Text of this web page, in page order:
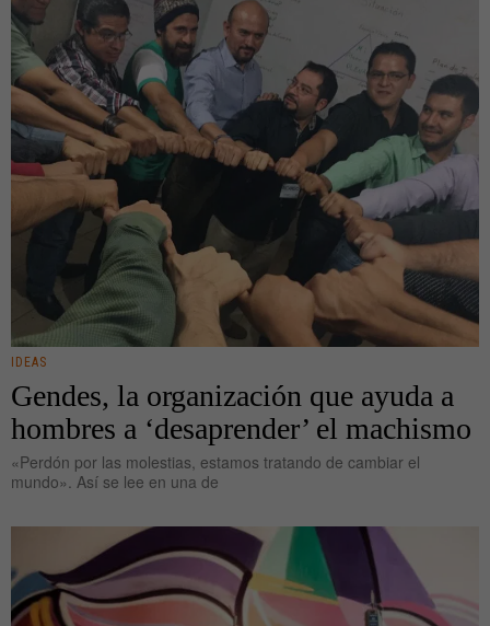
IDEAS
Gendes, la organización que ayuda a
hombres a ‘desaprender’ el machismo
«Perdón por las molestias, estamos tratando de cambiar el
mundo». Así se lee en una de